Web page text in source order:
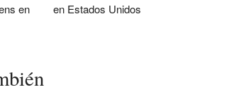
en
en Estados Unidos